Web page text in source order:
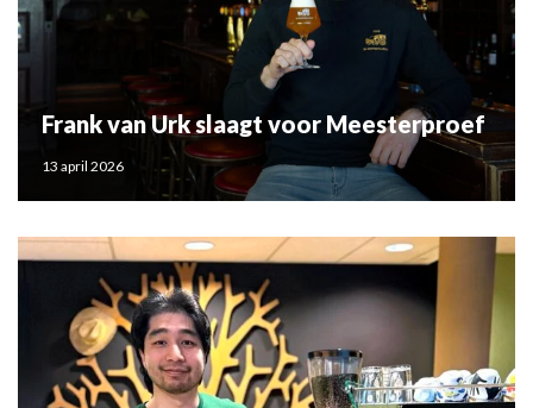
Frank van Urk slaagt voor Meesterproef
13 april 2026